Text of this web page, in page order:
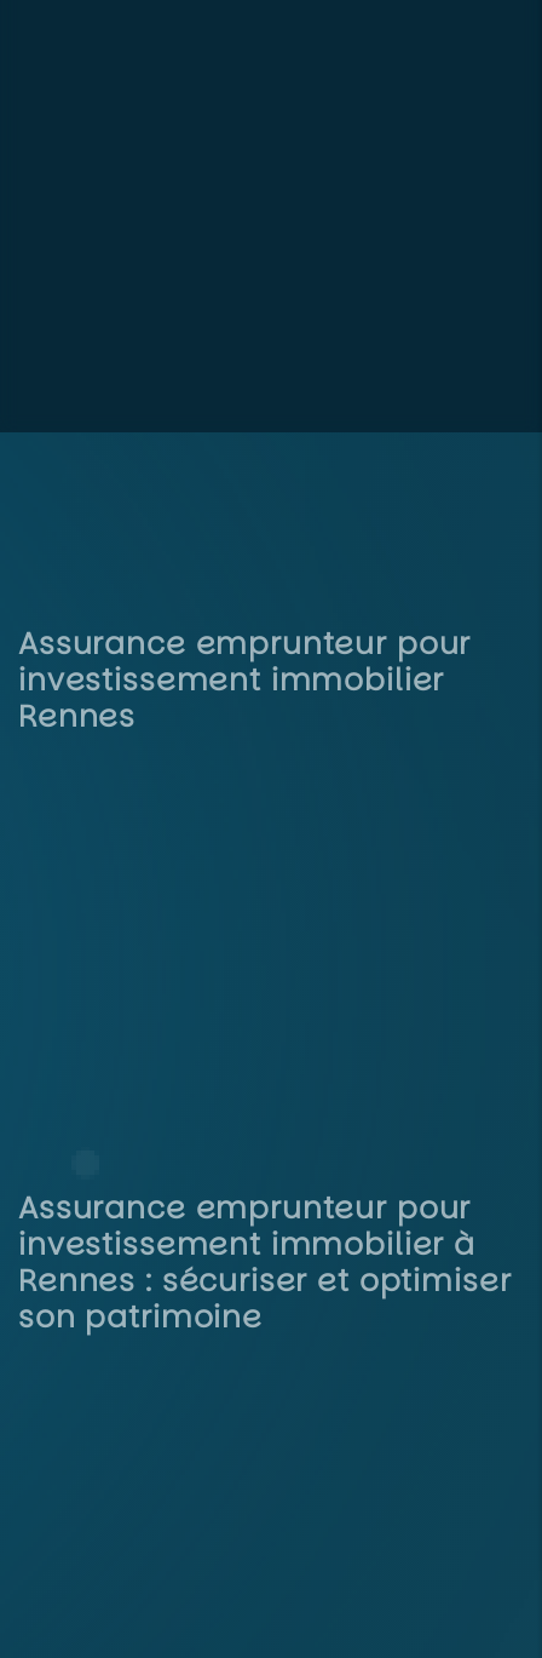
Assurance emprunteur pour
investissement immobilier
Rennes
Assurance emprunteur pour
investissement immobilier à
Rennes : sécuriser et optimiser
son patrimoine